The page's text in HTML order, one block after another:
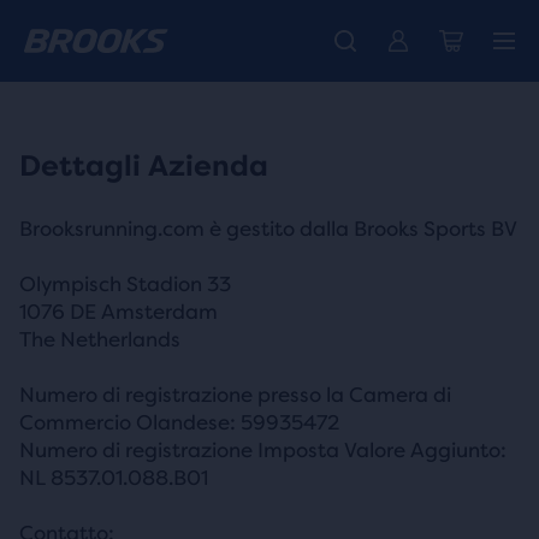
La nuovissima Ghost Amp è arrivata - Acquista Donna Uomo
Ti presentiamo la nuova collezione Cascadia - Acquista ora
Spedizione gratuita per tutti gli ordini superiori a CHF 100
Dettagli Azienda
Brooksrunning.com è gestito dalla Brooks Sports BV
Olympisch Stadion 33
1076 DE Amsterdam
The Netherlands
Numero di registrazione presso la Camera di
Commercio Olandese: 59935472
Numero di registrazione Imposta Valore Aggiunto:
NL 8537.01.088.B01
Contatto: